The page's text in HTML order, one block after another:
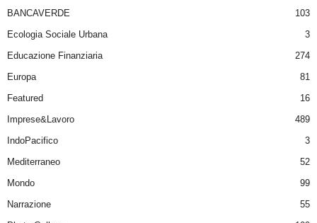
BANCAVERDE
103
Ecologia Sociale Urbana
3
Educazione Finanziaria
274
Europa
81
Featured
16
Imprese&Lavoro
489
IndoPacifico
3
Mediterraneo
52
Mondo
99
Narrazione
55